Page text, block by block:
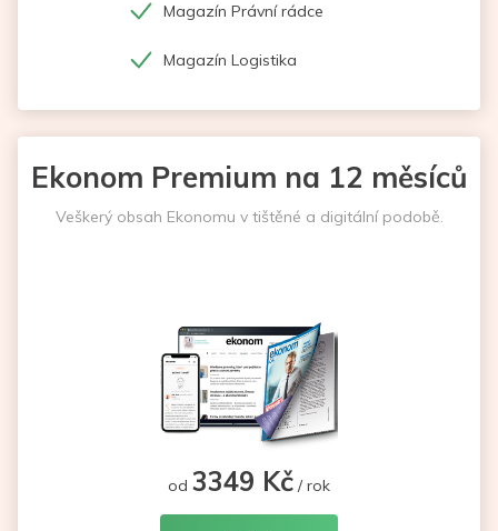
Magazín Právní rádce
Magazín Logistika
Ekonom Premium na 12 měsíců
Veškerý obsah Ekonomu v tištěné a digitální podobě.
od 3349 Kč / rok